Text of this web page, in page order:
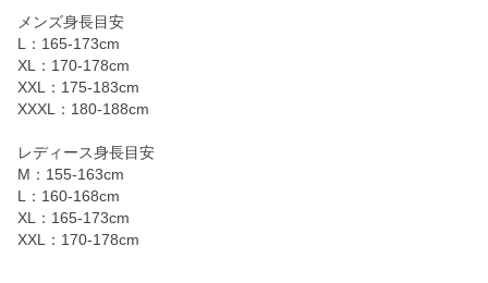
メンズ身長目安
L：165-173cm
XL：170-178cm
XXL：175-183cm
XXXL：180-188cm
レディース身長目安
M：155-163cm
L：160-168cm
XL：165-173cm
XXL：170-178cm